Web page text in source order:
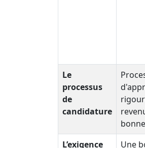
Le
processus
de
candidature
L’exigence Une